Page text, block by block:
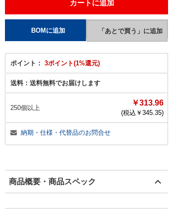
ポイント： 3ポイント(1%還元)
送料： 送料無料でお届けします
250個以上
￥313.96
(税込￥ 345.35)
納期・仕様・代替品のお問合せ
商品概要・商品スペック